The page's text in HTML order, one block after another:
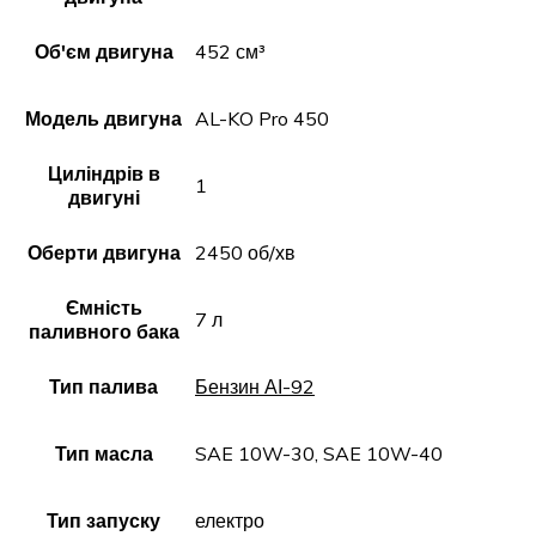
Об'єм двигуна 452 см³
Модель двигуна AL-KO Pro 450
Циліндрів в
двигуні
1
Оберти двигуна 2450 об/хв
Ємність
паливного бака
7 л
Тип палива Бензин АІ-92
Тип масла SAE 10W-30, SAE 10W-40
Тип запуску електро